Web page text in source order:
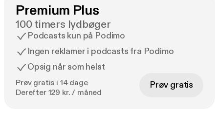
Premium Plus
100 timers lydbøger
Podcasts kun på Podimo
Ingen reklamer i podcasts fra Podimo
Opsig når som helst
Prøv gratis i 14 dage
Derefter 129 kr. / måned
Prøv gratis